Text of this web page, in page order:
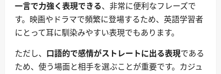
一言で力強く表現できる、非常に便利なフレーズで
す。映画やドラマで頻繁に登場するため、英語学習者
にとって耳に馴染みやすい表現でもあります。
ただし、 口語的で感情がストレートに出る表現である
ため、使う場面と相手を選ぶことが重要です。カジュ